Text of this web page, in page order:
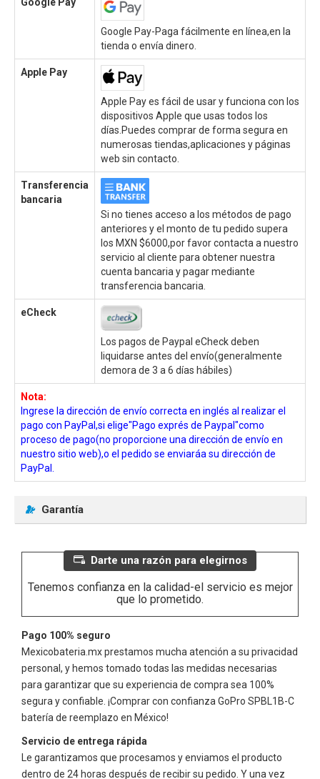
Google Pay
Google Pay-Paga fácilmente en línea,en la
tienda o envía dinero.
Apple Pay
Apple Pay es fácil de usar y funciona con los
dispositivos Apple que usas todos los
días.Puedes comprar de forma segura en
numerosas tiendas,aplicaciones y páginas
web sin contacto.
Transferencia
bancaria
Si no tienes acceso a los métodos de pago
anteriores y el monto de tu pedido supera
los MXN $6000,por favor contacta a nuestro
servicio al cliente para obtener nuestra
cuenta bancaria y pagar mediante
transferencia bancaria.
eCheck
Los pagos de Paypal eCheck deben
liquidarse antes del envío(generalmente
demora de 3 a 6 días hábiles)
Nota:
Ingrese la dirección de envío correcta en inglés al realizar el
pago con PayPal,si elige"Pago exprés de Paypal"como
proceso de pago(no proporcione una dirección de envío en
nuestro sitio web),o el pedido se enviaráa su dirección de
PayPal.
Garantía
Darte una razón para elegirnos
Tenemos confianza en la calidad-el servicio es mejor
que lo prometido.
Pago 100% seguro
Mexicobateria.mx prestamos mucha atención a su privacidad
personal, y hemos tomado todas las medidas necesarias
para garantizar que su experiencia de compra sea 100%
segura y confiable. ¡Comprar con confianza GoPro SPBL1B-C
batería de reemplazo en México!
Servicio de entrega rápida
Le garantizamos que procesamos y enviamos el producto
dentro de 24 horas después de recibir su pedido. Y una vez